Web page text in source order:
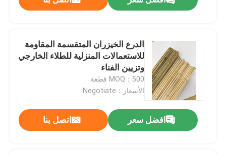
الدرع الخيزران المتقسمة المقاومة
للاستعمالات المنزلية للطلاء الخارجي
وتزيين الفناء
MOQ：500 قطعة
الأسعار：Negotiate
افضل سعر اتصل بنا